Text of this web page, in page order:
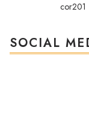
cor201
SOCIAL